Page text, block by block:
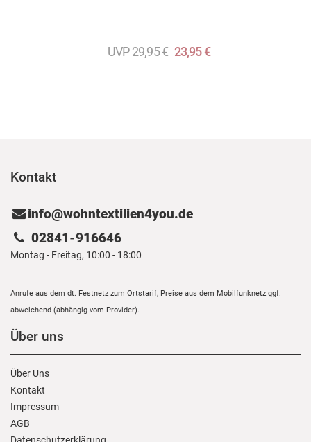
UVP 29,95 € 23,95 €
Kontakt
info@wohntextilien4you.de
02841-916646
Montag - Freitag, 10:00 - 18:00
Anrufe aus dem dt. Festnetz zum Ortstarif, Preise aus dem Mobilfunknetz ggf.
abweichend (abhängig vom Provider).
Über uns
Über Uns
Kontakt
Impressum
AGB